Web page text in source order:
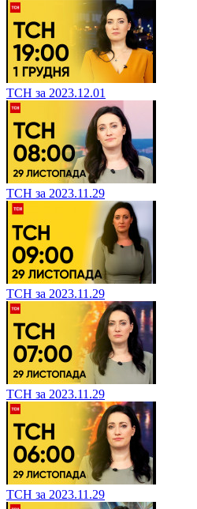
ТСН за 2023.12.01
ТСН за 2023.11.29
ТСН за 2023.11.29
ТСН за 2023.11.29
ТСН за 2023.11.29